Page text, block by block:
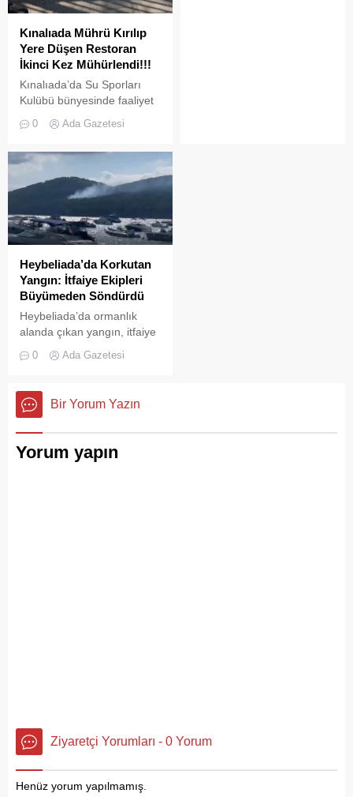
Kınalıada Mührü Kırılıp
Yere Düşen Restoran
İkinci Kez Mühürlendi!!!
Kınalıada’da Su Sporları
Kulübü bünyesinde faaliyet
ruhsat usulsüzlüğü ve adres
Adalar Belediyesi tarafından
mühürlendi.
0 Ada Gazetesi
Heybeliada’da Korkutan
Yangın: İtfaiye Ekipleri
Büyümeden Söndürdü
Heybeliada’da ormanlık
alanda çıkan yangın, itfaiye
sayesinde büyümeden ve
dönüşmeden söndürüldü.
0 Ada Gazetesi
Bir Yorum Yazın
Yorum yapın
Ziyaretçi Yorumları - 0 Yorum
Henüz yorum yapılmamış.